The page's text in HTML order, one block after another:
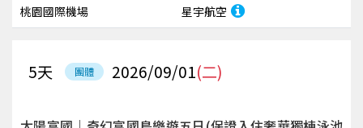
桃園國際機場 星宇航空
團體 2026/09/01(二)
5天